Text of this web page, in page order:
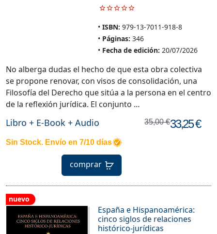
ISBN: 979-13-7011-918-8
Páginas: 346
Fecha de edición: 20/07/2026
Libro + E-Book + Audio 35,00 €33,25 €
Sin Stock. Envío en 7/10 días
comprar
No alberga dudas el hecho de que esta obra colectiva
se propone renovar, con visos de consolidación, una
Filosofía del Derecho que sitúa a la persona en el centro
de la reflexión jurídica. El conjunto …
nuevo
España e Hispanoamérica:
cinco siglos de relaciones
histórico-jurídicas